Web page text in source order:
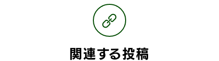
関連する投稿